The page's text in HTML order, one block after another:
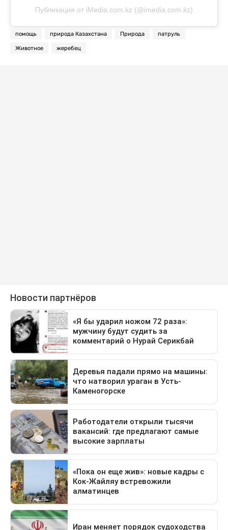
Публикация от iMedia.com.kz (@imedia.com.kz)
помощь природа Казахстана Природа патруль
Животное жеребец